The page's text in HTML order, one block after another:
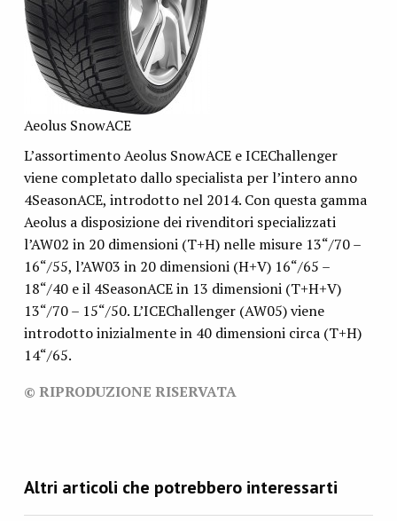
Aeolus SnowACE
L’assortimento Aeolus SnowACE e ICEChallenger
viene completato dallo specialista per l’intero anno
4SeasonACE, introdotto nel 2014. Con questa gamma
Aeolus a disposizione dei rivenditori specializzati
l’AW02 in 20 dimensioni (T+H) nelle misure 13“/70 –
16“/55, l’AW03 in 20 dimensioni (H+V) 16“/65 –
18“/40 e il 4SeasonACE in 13 dimensioni (T+H+V)
13“/70 – 15“/50. L’ICEChallenger (AW05) viene
introdotto inizialmente in 40 dimensioni circa (T+H)
14“/65.
© RIPRODUZIONE RISERVATA